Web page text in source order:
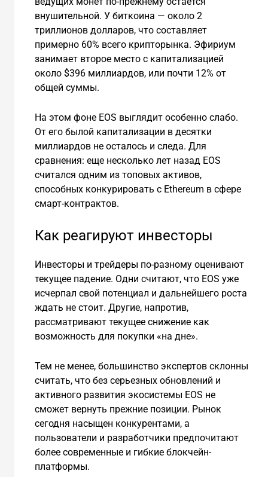
внушительной. У биткоина — около 2
триллионов долларов, что составляет
примерно 60% всего крипторынка. Эфириум
занимает второе место с капитализацией
около $396 миллиардов, или почти 12% от
общей суммы.
На этом фоне EOS выглядит особенно слабо.
От его былой капитализации в десятки
миллиардов не осталось и следа. Для
сравнения: еще несколько лет назад EOS
считался одним из топовых активов,
способных конкурировать с Ethereum в сфере
смарт-контрактов.
Как реагируют инвесторы
Инвесторы и трейдеры по-разному оценивают
текущее падение. Одни считают, что EOS уже
исчерпал свой потенциал и дальнейшего роста
ждать не стоит. Другие, напротив,
рассматривают текущее снижение как
возможность для покупки «на дне».
Тем не менее, большинство экспертов склонны
считать, что без серьезных обновлений и
активного развития экосистемы EOS не
сможет вернуть прежние позиции. Рынок
сегодня насыщен конкурентами, а
пользователи и разработчики предпочитают
более современные и гибкие блокчейн-
платформы.